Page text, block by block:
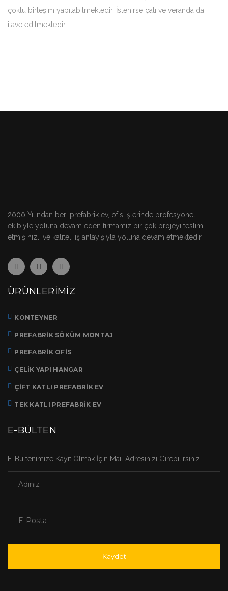
çoklu birleşim yapılabilmektedir. İstenirse çatı ve veranda da
ilave edilmektedir.
2000 Yılından beri prefabrik ev, ofis işlerinde profesyonel
ekibiyle yoluna devam eden firmamız bir çok projeyi teslim
etmiş hızlı ve kaliteli iş anlayışıyla yoluna devam etmektedir.
ÜRÜNLERIMIZ
KONTEYNER
PREFABRIK SÖKÜM MONTAJ
PREFABRIK OFIS
ÇELIK YAPI HANGAR
ÇIFT KATLI PREFABRIK EV
TEK KATLI PREFABRIK EV
E-BÜLTEN
E-Bültenimize Kayıt Olmak İçin Mail Adresinizi Girebilirsiniz.